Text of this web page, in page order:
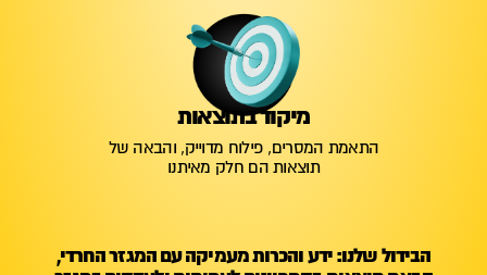
מיקוד בתוצאות
התאמת המסרים, פילוח מדוייק, והבאה של
תוצאות הם חלק מאיתנו
הבידול שלנו: ידע והכרות מעמיקה עם המגזר החרדי,